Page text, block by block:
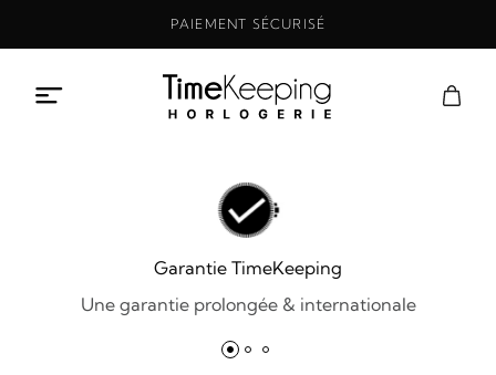
PAIEMENT SÉCURISÉ
Garantie TimeKeeping
Une garantie prolongée & internationale